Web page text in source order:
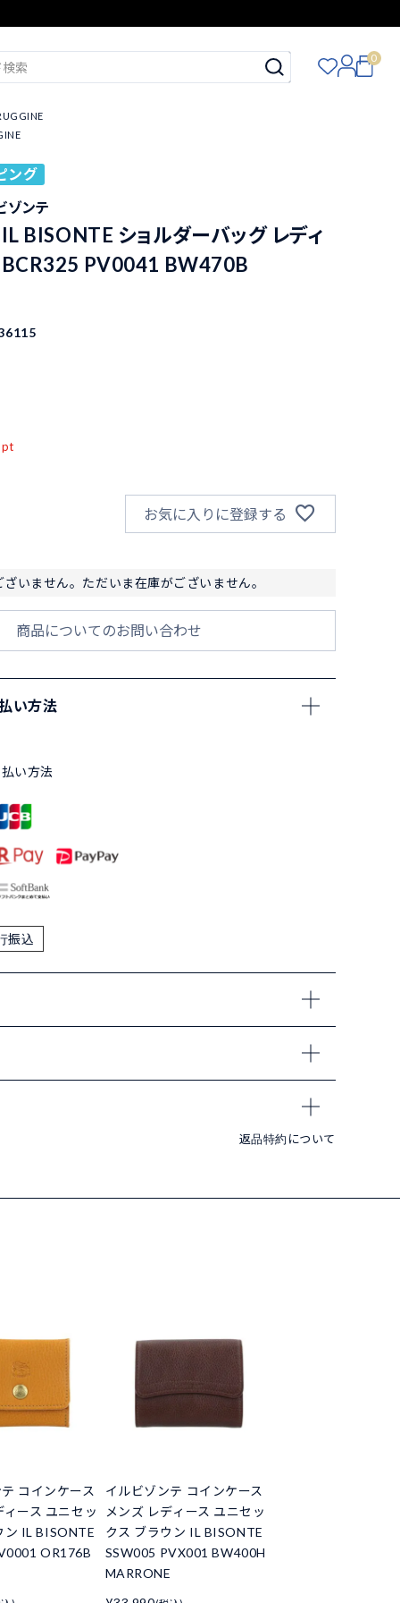
0
ング
ゾンテ
BISONTE ショルダーバッグ レディ
BCR325 PV0041 BW470B
pt
お気に入りに登録する
ざいません。ただいま在庫がございません。
商品についてのお問い合わせ
い方法
い方法
振込
返品特約について
コインケース
ィース ユニセッ
ン IL BISONTE
OR176B
イルビゾンテ コインケース
メンズ レディース ユニセッ
クス ブラウン IL BISONTE
SSW005 PVX001 BW400H
MARRONE